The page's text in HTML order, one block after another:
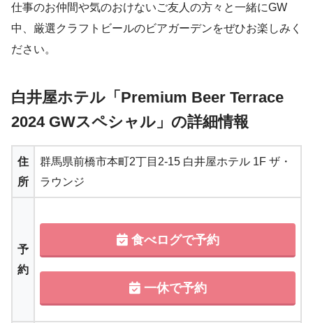
仕事のお仲間や気のおけないご友人の方々と一緒にGW
中、厳選クラフトビールのビアガーデンをぜひお楽しみく
ださい。
白井屋ホテル「Premium Beer Terrace
2024 GWスペシャル」の詳細情報
住
所
群馬県前橋市本町2丁目2-15 白井屋ホテル 1F ザ・
ラウンジ
予
約
食べログで予約
一休で予約